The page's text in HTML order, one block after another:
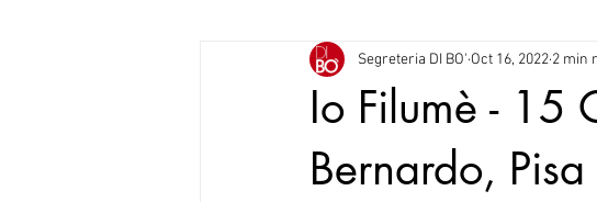
#DireFareBaciare #DireFareBaciare
Io Filumè - 15
Bernardo, Pisa
Segreteria DI BO' Oct 16, 2022 2 min